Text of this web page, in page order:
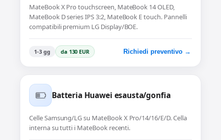
MateBook X Pro touchscreen, MateBook 14 OLED,
MateBook D series IPS 3:2, MateBook E touch. Pannelli
compatibili premium LG Display/BOE.
1-3 gg da 130 EUR Richiedi preventivo →
Batteria Huawei esausta/gonfia
Celle Samsung/LG su MateBook X Pro/14/16/E/D. Cella
interna su tutti i MateBook recenti.